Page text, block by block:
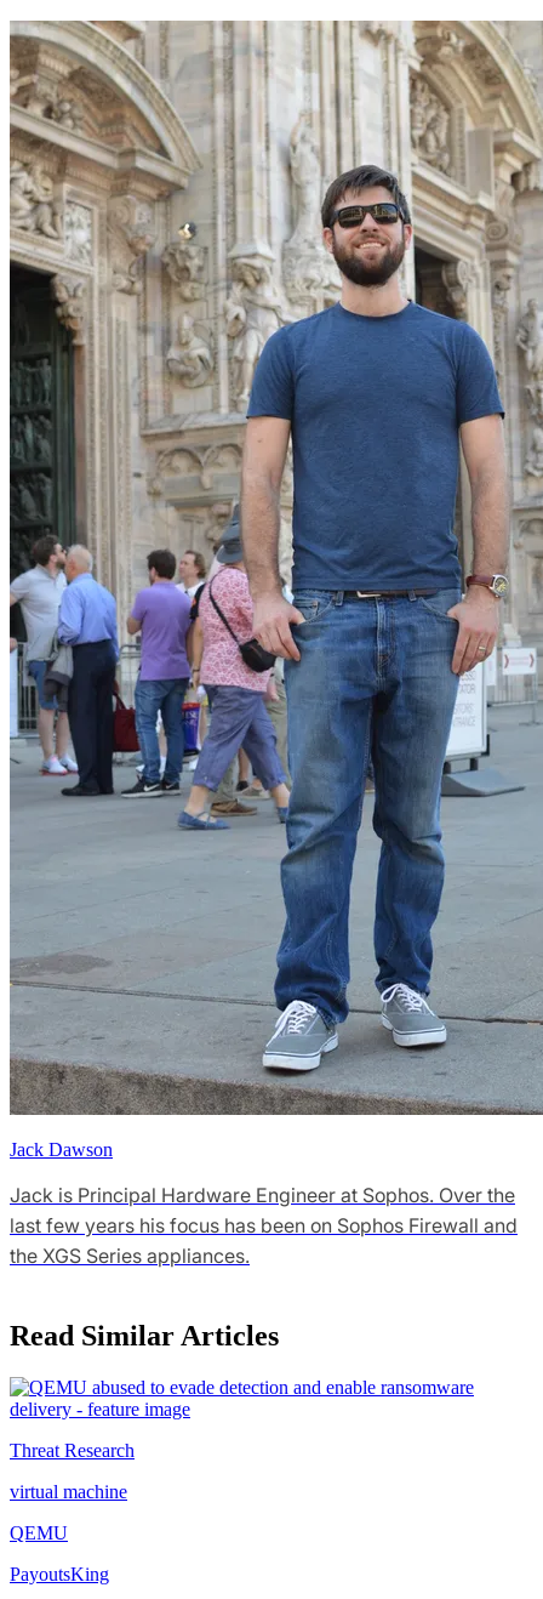
Jack Dawson
Jack is Principal Hardware Engineer at Sophos. Over the
last few years his focus has been on Sophos Firewall and
the XGS Series appliances.
Read Similar Articles
Threat Research
virtual machine
QEMU
PayoutsKing